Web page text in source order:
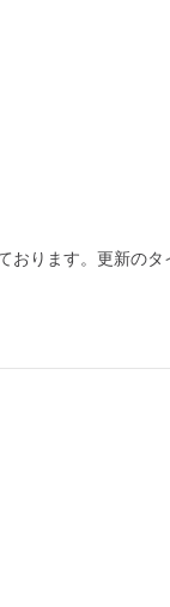
おります。更新のタ